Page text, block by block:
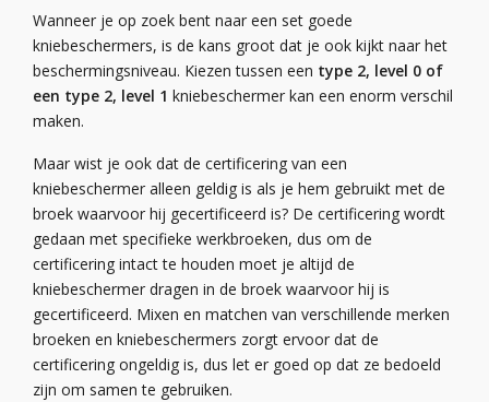
Wanneer je op zoek bent naar een set goede
kniebeschermers, is de kans groot dat je ook kijkt naar het
beschermingsniveau. Kiezen tussen een type 2, level 0 of
een type 2, level 1 kniebeschermer kan een enorm verschil
maken.
Maar wist je ook dat de certificering van een
kniebeschermer alleen geldig is als je hem gebruikt met de
broek waarvoor hij gecertificeerd is? De certificering wordt
gedaan met specifieke werkbroeken, dus om de
certificering intact te houden moet je altijd de
kniebeschermer dragen in de broek waarvoor hij is
gecertificeerd. Mixen en matchen van verschillende merken
broeken en kniebeschermers zorgt ervoor dat de
certificering ongeldig is, dus let er goed op dat ze bedoeld
zijn om samen te gebruiken.